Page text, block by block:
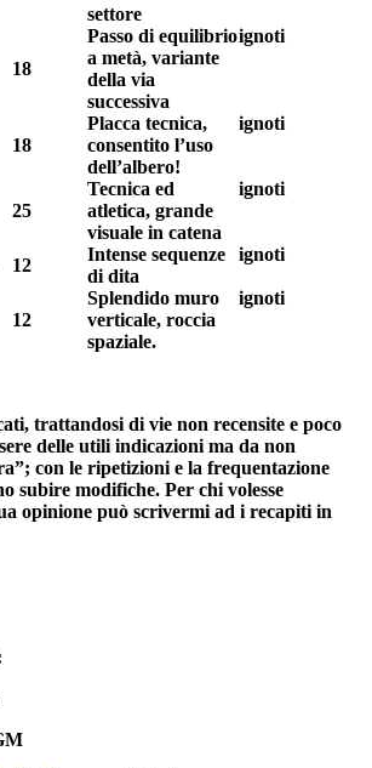
settore
18
Passo di equilibrio
a metà, variante
della via
successiva
ignoti
18
Placca tecnica,
consentito l’uso
dell’albero!
ignoti
25
Tecnica ed
atletica, grande
visuale in catena
ignoti
12
Intense sequenze
di dita
ignoti
12
Splendido muro
verticale, roccia
spaziale.
ignoti
trattandosi di vie non recensite e poco
delle utili indicazioni ma da non
con le ripetizioni e la frequentazione
subire modifiche. Per chi volesse
opinione può scrivermi ad i recapiti in